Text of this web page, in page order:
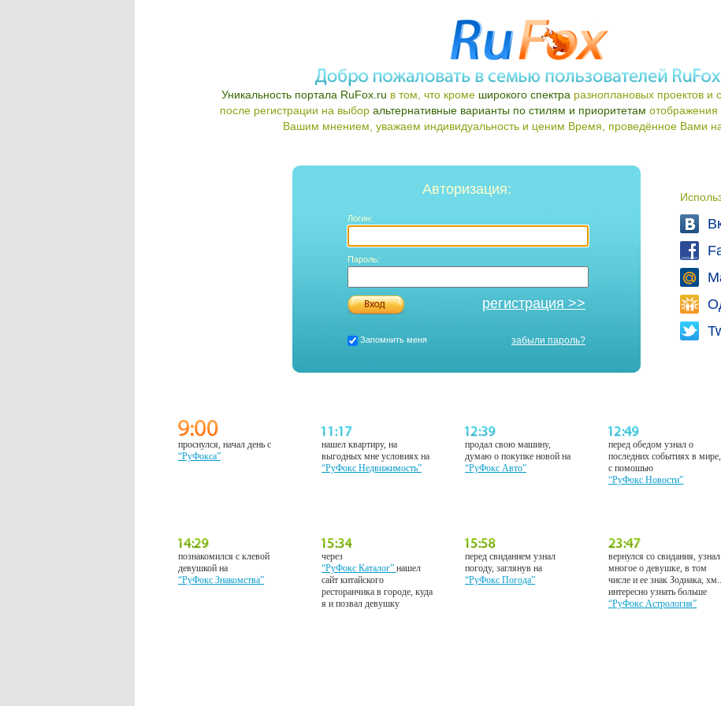
Уникальность портала RuFox.ru в том, что кроме широкого спектра разноплановых проектов и
после регистрации на выбор альтернативные варианты по стилям и приоритетам
Вашим мнением, уважаем индивидуальность и ценим Время, проведённое Вами
Авторизация:
Логин:
Пароль:
регистрация >>
Запомнить меня забыли пароль?
проснулся, начал день с
“РуФокса”
нашел квартиру, на
выгодных мне условиях на
“РуФокс Недвижимость”
продал свою машину,
думаю о покупке новой на
“РуФокс Авто”
перед обедом узнал о
последних событиях в мире,
с помошью
“РуФокс Новости”
познакомился с клевой
девушкой на
“РуФокс Знакомства”
через
“РуФокс Каталог”нашел
сайт китайского
ресторанчика в городе, куда
я и позвал девушку
перед свиданием узнал
погоду, заглянув на
“РуФокс Погода”
вернулся со свидания, узнал
многое о девушке, в том
числе и ее знак Зодиака, хм..
интересно узнать больше
“РуФокс Астрология”